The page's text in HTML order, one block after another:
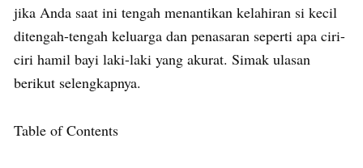
jika Anda saat ini tengah menantikan kelahiran si kecil
ditengah-tengah keluarga dan penasaran seperti apa ciri-
ciri hamil bayi laki-laki yang akurat. Simak ulasan
berikut selengkapnya.
Table of Contents